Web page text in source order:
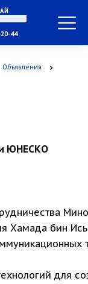
44
Объявления
ЮНЕСКО
Хамада бин
для